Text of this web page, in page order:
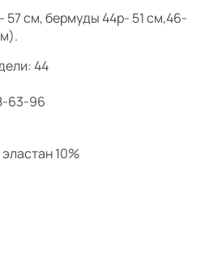
см, бермуды 44р- 51 см,46-
44
63-96
10%